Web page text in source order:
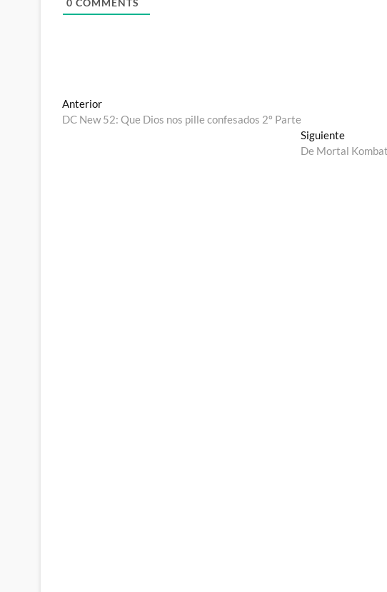
0 COMMENTS
Navegación
de
AnteriorEntrada
anterior:
DC New 52: Que Dios nos pille confesados 2º Parte
SiguienteEntrada
siguiente:
De Mortal